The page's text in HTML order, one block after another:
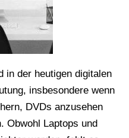
in der heutigen digitalen
insbesondere wenn
DVDs anzusehen
Obwohl Laptops und